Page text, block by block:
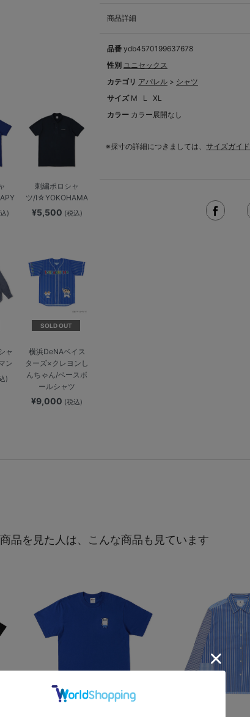
)
刺繍ポロシャ
ツ/I☆YOKOHAMA
¥5,500 (税込)
ャ
ン
)
SOLD OUT
横浜DeNAベイス
ターズ×クレヨンし
んちゃん/ベースボ
ールシャツ
¥9,000 (税込)
商品詳細
品番 ydb4570199637678
性別 ユニセックス
カテゴリ アパレル > シャツ
サイズ M L
XL
カラー カラー展開なし
※採寸の詳細につきましては、 サイズガイド
品を見た人は、こんな商品も見ています